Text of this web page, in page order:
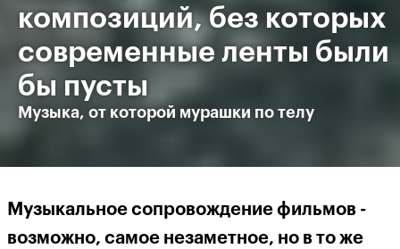
композиций, без которых
современные ленты были
бы пусты
Музыка, от которой мурашки по телу
Музыкальное сопровождение фильмов -
возможно, самое незаметное, но в то же